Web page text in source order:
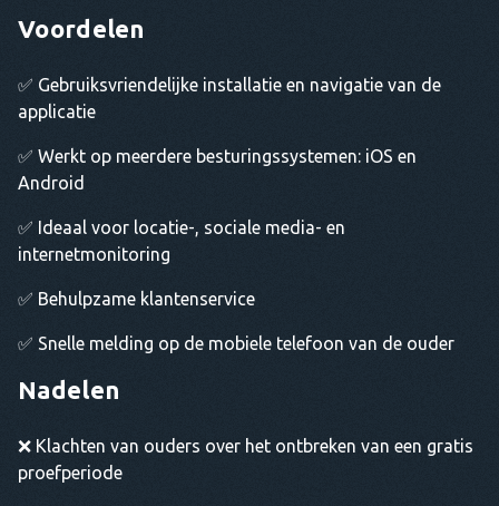
Voordelen
✅ Gebruiksvriendelijke installatie en navigatie van de
applicatie
✅ Werkt op meerdere besturingssystemen: iOS en
Android
✅ Ideaal voor locatie-, sociale media- en
internetmonitoring
✅ Behulpzame klantenservice
✅ Snelle melding op de mobiele telefoon van de ouder
Nadelen
❌ Klachten van ouders over het ontbreken van een gratis
proefperiode